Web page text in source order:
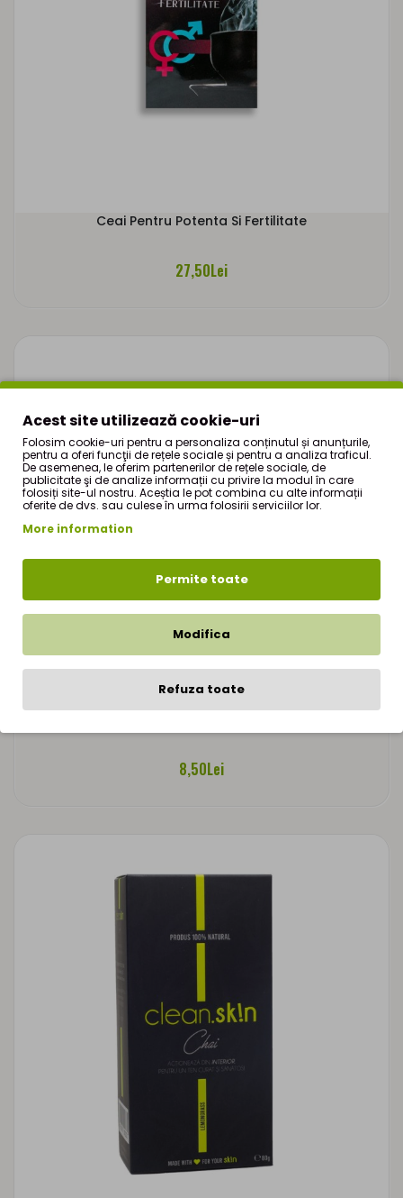
Ceai Pentru Potenta Si Fertilitate
27,50Lei
8,50Lei
Acest site utilizează cookie-uri
Folosim cookie-uri pentru a personaliza conținutul și anunțurile,
pentru a oferi funcţii de rețele sociale și pentru a analiza traficul.
De asemenea, le oferim partenerilor de rețele sociale, de
publicitate şi de analize informații cu privire la modul în care
folosiți site-ul nostru. Aceștia le pot combina cu alte informații
oferite de dvs. sau culese în urma folosirii serviciilor lor.
More information
Permite toate
Modifica
Refuza toate